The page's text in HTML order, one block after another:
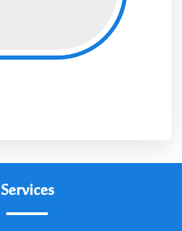
Services